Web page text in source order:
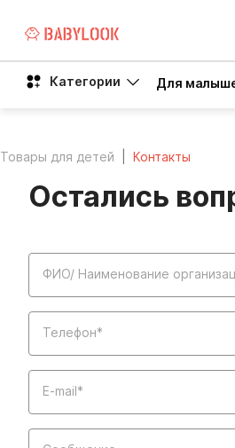
Категории Для
Товары для детей Контакты
Остались
ФИО/ Наименование
Телефон*
E-mail*